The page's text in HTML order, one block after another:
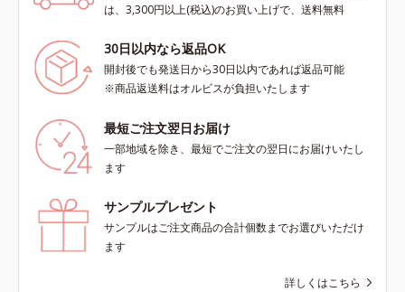
は、3,300円以上(税込)のお買い上げで、送料無料
30日以内なら返品OK
開封後でも発送日から30日以内であれば返品可能
※商品返送料はオルビスが負担いたします
最短ご注文翌日お届け
一部地域を除き、最短でご注文の翌日にお届けいたし
ます
サンプルプレゼント
サンプルはご注文商品の合計個数までお選びいただけ
ます
詳しくはこちら